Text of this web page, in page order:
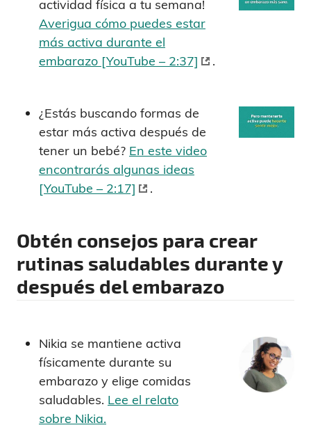
actividad física a tu semana!
Averigua cómo puedes estar
más activa durante el
embarazo [YouTube – 2:37]
.
¿Estás buscando formas de
estar más activa después de
tener un bebé? En este video
encontrarás algunas ideas
[YouTube – 2:17]
.
Obtén consejos para crear
rutinas saludables durante y
después del embarazo
Nikia se mantiene activa
físicamente durante su
embarazo y elige comidas
saludables. Lee el relato
sobre Nikia.